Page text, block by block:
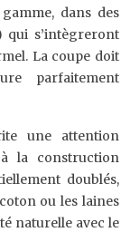
dans des
qui s’intègreront
La coupe doit
parfaitement
une attention
la construction
doublés,
ou les laines
naturelle avec le